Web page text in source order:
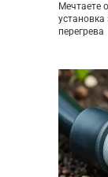
Мечтаете
перегрева